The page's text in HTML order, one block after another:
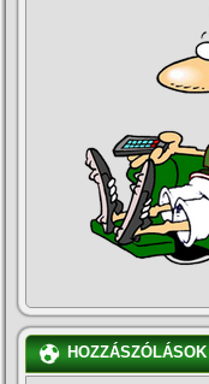
HOZZÁSZÓLÁSOK